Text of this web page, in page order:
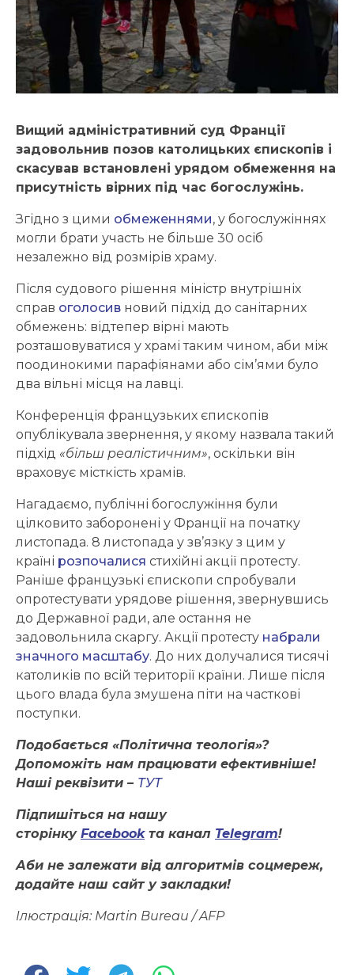
Вищий адміністративний суд Франції
задовольнив позов католицьких єпископів і
скасував встановлені урядом обмеження на
присутність вірних під час богослужінь.
Згідно з цими обмеженнями, у богослужіннях
могли брати участь не більше 30 осіб
незалежно від розмірів храму.
Після судового рішення міністр внутрішніх
справ оголосив новий підхід до санітарних
обмежень: відтепер вірні мають
розташовуватися у храмі таким чином, аби між
поодинокими парафіянами або сім’ями було
два вільні місця на лавці.
Конференція французьких єпископів
опублікувала звернення, у якому назвала такий
підхід «більш реалістичним», оскільки він
враховує місткість храмів.
Нагадаємо, публічні богослужіння були
цілковито заборонені у Франції на початку
листопада. 8 листопада у зв’язку з цим у
країні розпочалися стихійні акції протесту.
Раніше французькі єпископи спробували
опротестувати урядове рішення, звернувшись
до Державної ради, але остання не
задовольнила скаргу. Акції протесту набрали
значного масштабу. До них долучалися тисячі
католиків по всій території країни. Лише після
цього влада була змушена піти на часткові
поступки.
Подобається «Політична теологія»?
Допоможіть нам працювати ефективніше!
Наші реквізити – ТУТ
Підпишіться на нашу
сторінку Facebookта канал Telegram!
Аби не залежати від алгоритмів соцмереж,
додайте наш сайт у закладки!
Ілюстрація: Martin Bureau / AFP